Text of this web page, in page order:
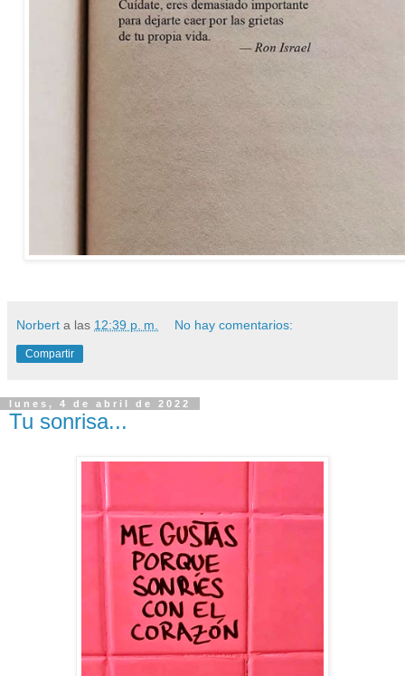
Norbert a las 12:39 p. m. No hay comentarios:
Compartir
lunes, 4 de abril de 2022
Tu sonrisa...